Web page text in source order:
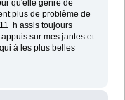
qu'elle genre de
plus de problème de
h assis toujours
sur mes jantes et
à les plus belles